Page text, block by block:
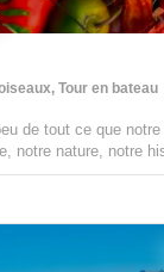
Tour en bateau
de tout ce que
notre nature, notre
à travers une